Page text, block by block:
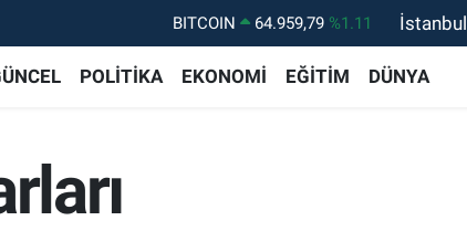
DOLAR 47,7436 %0.18
55,2510
%0.32
İstanbul
POLİTİKA EKONOMİ EĞİTİM DÜNYA